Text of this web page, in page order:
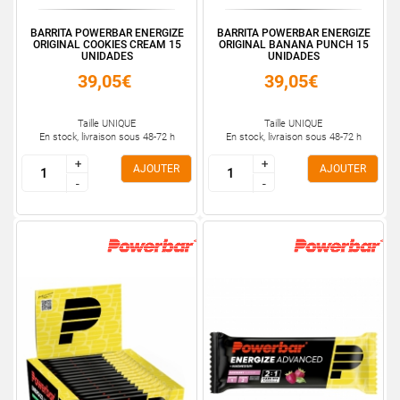
BARRITA POWERBAR ENERGIZE
ORIGINAL COOKIES CREAM 15
UNIDADES
39,05€
Taille UNIQUE
En stock, livraison sous 48-72 h
+
-
+
-
AJOUTER
BARRITA POWERBAR ENERGIZE
ORIGINAL BANANA PUNCH 15
UNIDADES
39,05€
Taille UNIQUE
En stock, livraison sous 48-72 h
+
-
+
-
AJOUTER